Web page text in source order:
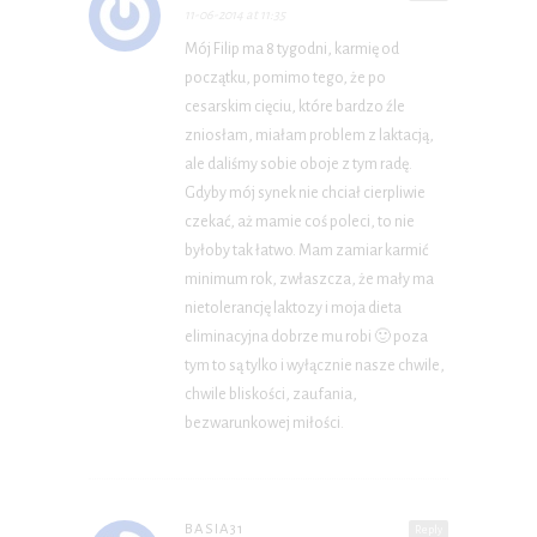
Mój Filip ma 8 tygodni, karmię od
początku, pomimo tego, że po
cesarskim cięciu, które bardzo źle
zniosłam, miałam problem z laktacją,
ale daliśmy sobie oboje z tym radę.
Gdyby mój synek nie chciał cierpliwie
czekać, aż mamie coś poleci, to nie
byłoby tak łatwo. Mam zamiar karmić
minimum rok, zwłaszcza, że mały ma
nietolerancję laktozy i moja dieta
eliminacyjna dobrze mu robi 🙂 poza
tym to są tylko i wyłącznie nasze chwile,
chwile bliskości, zaufania,
bezwarunkowej miłości.
BASIA31